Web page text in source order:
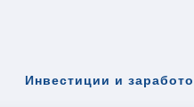
Инвестиции и